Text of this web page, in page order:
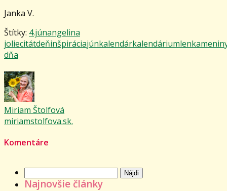
Janka V.
Štítky: 4.júnangelina
joliecitátdeňinšpiráciajúnkalendárkalendáriumlenka
dňa
Miriam Štolfová
miriamstolfova.sk.
Komentáre
Hľadať:
Najnovšie články